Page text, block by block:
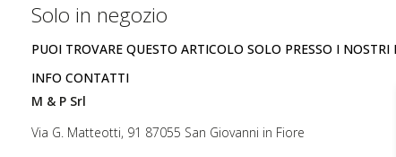
Solo in negozio
PUOI TROVARE QUESTO ARTICOLO SOLO PRESSO I
INFO CONTATTI
M & P Srl
Via G. Matteotti, 91 87055 San Giovanni in Fiore